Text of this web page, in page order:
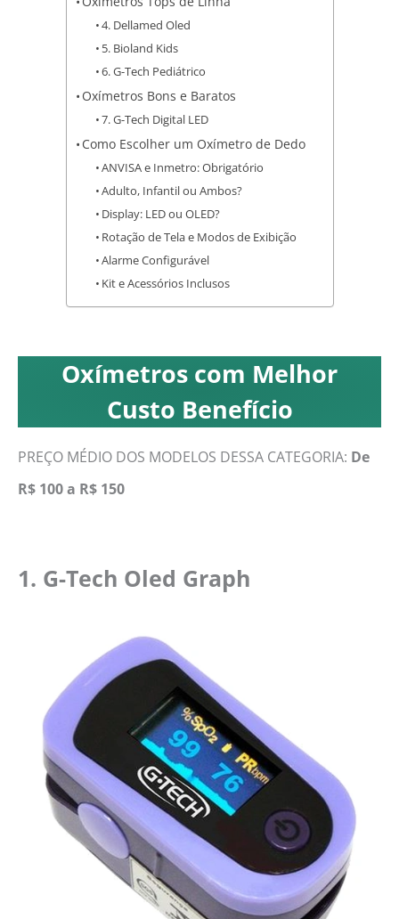
4. Dellamed Oled
5. Bioland Kids
6. G-Tech Pediátrico
Oxímetros Bons e Baratos
7. G-Tech Digital LED
Como Escolher um Oxímetro de Dedo
ANVISA e Inmetro: Obrigatório
Adulto, Infantil ou Ambos?
Display: LED ou OLED?
Rotação de Tela e Modos de Exibição
Alarme Configurável
Kit e Acessórios Inclusos
Oxímetros com Melhor
Custo Benefício
PREÇO MÉDIO DOS MODELOS DESSA CATEGORIA: De
R$ 100 a R$ 150
1. G-Tech Oled Graph